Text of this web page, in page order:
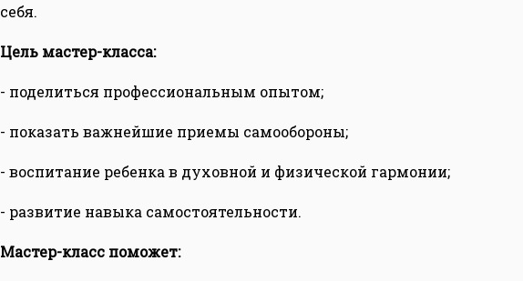
себя.
Цель мастер-класса:
- поделиться профессиональным опытом;
- показать важнейшие приемы самообороны;
- воспитание ребенка в духовной и физической гармонии;
- развитие навыка самостоятельности.
Мастер-класс поможет: